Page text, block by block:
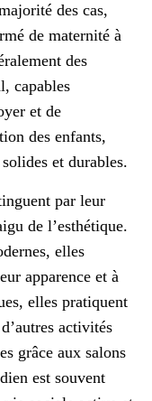
des cas,
de maternité à
des
capables
et de
des enfants,
et durables.
par leur
de l’esthétique.
elles
apparence et à
elles pratiquent
activités
grâce aux salons
est souvent